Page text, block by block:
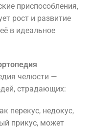
приспособления,
рост и развитие
в идеальное
челюсти —
страдающих:
перекус, недокус,
прикус, может